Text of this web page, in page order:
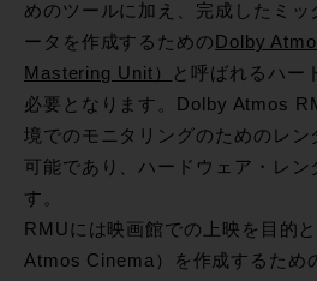
めのツールに加え、完成したミ
ータを作成するための Dolby
Mastering Unit）
と呼ばれるハー
必要となります。Dolby Atmos
境でのモニタリングのためのレン
可能であり、ハードウェア・レン
す。
RMUには映画館での上映を目的
Atmos Cinema）を作成するため